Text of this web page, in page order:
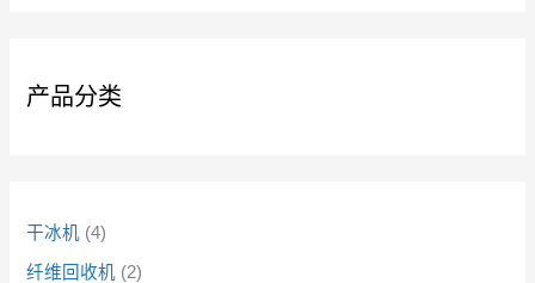
产品分类
干冰机 4
纤维回收机 2